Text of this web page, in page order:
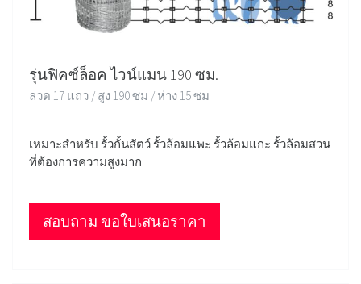
รุ่นฟิคซ์ล็อค ไวน์แมน 190 ซม.
ลวด 17 แถว / สูง 190 ซม / ห่าง 15 ซม
เหมาะสำหรับ รั้วกั้นสัตว์ รั้วล้อมแพะ รั้วล้อมแกะ รั้วล้อมสวน
ที่ต้องการความสูงมาก
สอบถาม ขอใบเสนอราคา